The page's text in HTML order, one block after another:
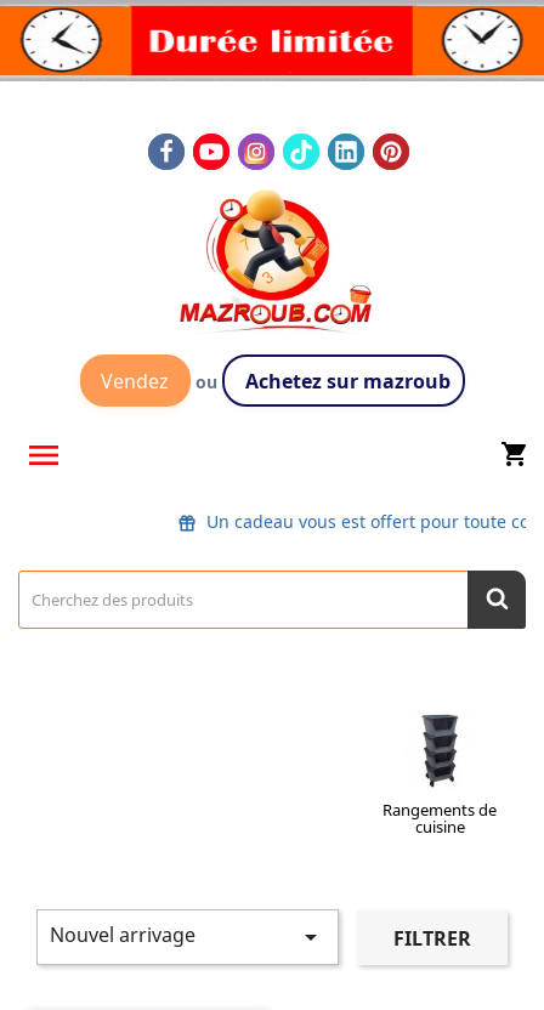
Vendez ou Achetez sur mazroub
 shopping_cart
Un cadeau vous est offert pour toute
Rangements de
cuisine
Nouvel arrivage  FILTRER